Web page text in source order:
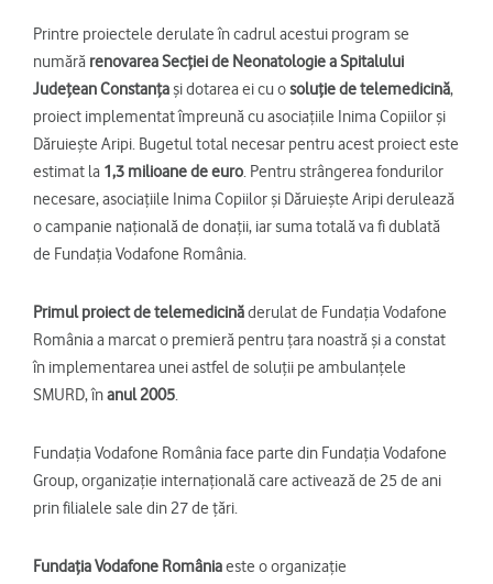
Printre proiectele derulate în cadrul acestui program se
numără renovarea Secției de Neonatologie a Spitalului
Județean Constanța și dotarea ei cu osoluție de telemedicină,
proiect implementat împreună cu asociațiile Inima Copiilor și
Dăruiește Aripi. Bugetul total necesar pentru acest proiect este
estimat la 1,3 milioane de euro. Pentru strângerea fondurilor
necesare, asociațiile Inima Copiilor și Dăruiește Aripi derulează
o campanie națională de donații, iar suma totală va fi dublată
de Fundația Vodafone România.
Primul proiect de telemedicinăderulat de Fundația Vodafone
România a marcat o premieră pentru țara noastră și a constat
în implementarea unei astfel de soluții pe ambulanțele
SMURD, înanul 2005.
Fundația Vodafone România face parte din Fundația Vodafone
Group, organizație internațională care activează de 25 de ani
prin filialele sale din 27 de țări.
Fundaţia Vodafone Româniaeste o organizaţie